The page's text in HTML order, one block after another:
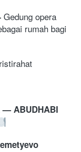
Gedung opera
rumah bagi
— ABUDHABI